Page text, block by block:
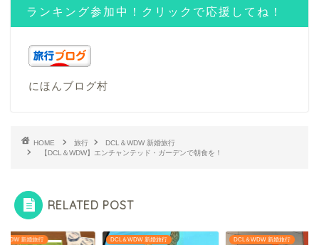
ランキング参加中！クリックで応援してね！
にほんブログ村
HOME 旅行
DCL＆WDW 新婚旅行
【DCL＆WDW】エンチャンテッド・ガーデンで朝食を！
RELATED POST
WDW 新婚旅行 DCL＆WDW 新婚旅行 DCL＆WDW 新婚旅行